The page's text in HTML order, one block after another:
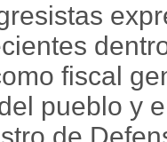
fiscal
pueblo y